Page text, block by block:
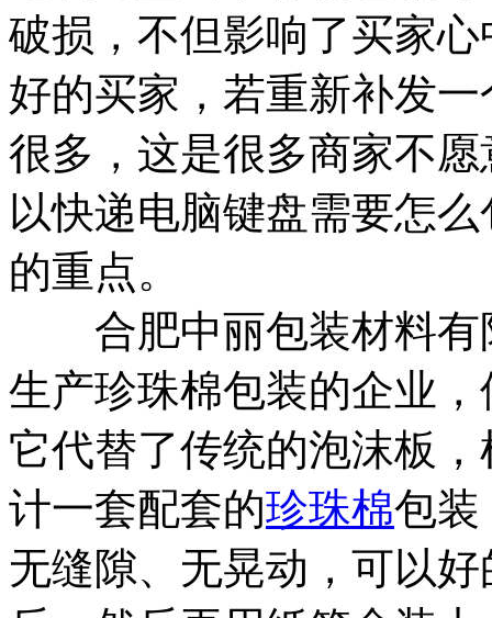
破损，不但影响了买家
好的买家，若重新补发
很多，这是很多商家不
以快递电脑键盘需要怎
的重点。
合肥中丽包装材料有
生产珍珠棉包装的企业
它代替了传统的泡沫板
计一套配套的珍珠棉包装
无缝隙、无晃动，可以